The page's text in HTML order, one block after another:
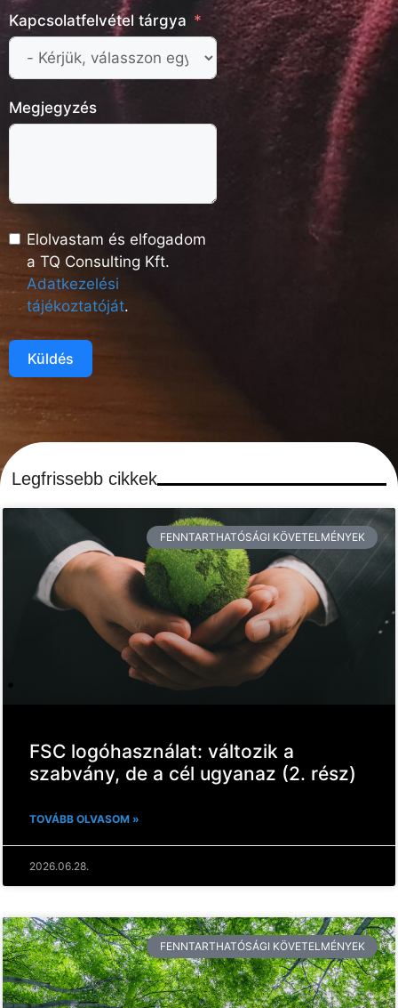
Kapcsolatfelvétel tárgya
Megjegyzés
Elolvastam és elfogadom
a TQ Consulting Kft.
Adatkezelési
tájékoztatóját.
Küldés
Legfrissebb cikkek
FENNTARTHATÓSÁGI KÖVETELMÉNYEK
FSC logóhasználat: változik a
szabvány, de a cél ugyanaz (2. rész)
TOVÁBB OLVASOM »
2026.06.28.
FENNTARTHATÓSÁGI KÖVETELMÉNYEK